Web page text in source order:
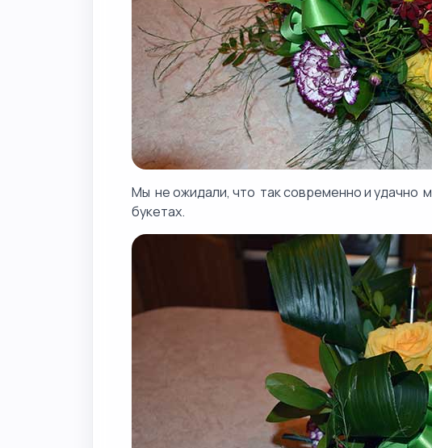
Мы не ожидали, что так современно и удачно
букетах.